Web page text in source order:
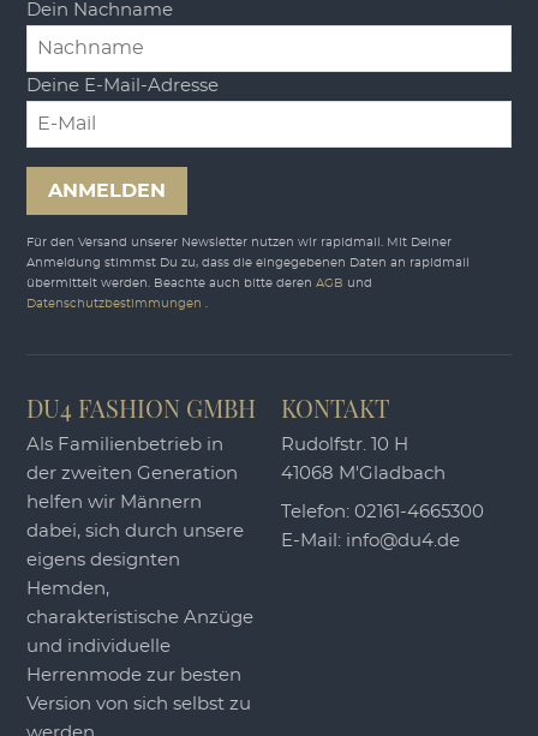
Dein Nachname
Deine E-Mail-Adresse
ANMELDEN
Für den Versand unserer Newsletter nutzen wir rapidmail. Mit Deiner
Anmeldung stimmst Du zu, dass die eingegebenen Daten an rapidmail
übermittelt werden. Beachte auch bitte derenAGB und
Datenschutzbestimmungen.
DU4 FASHION GMBH
Als Familienbetrieb in
der zweiten Generation
helfen wir Männern
dabei, sich durch unsere
eigens designten
Hemden,
charakteristische Anzüge
und individuelle
Herrenmode zur besten
Version von sich selbst zu
KONTAKT
Rudolfstr. 10 H
41068 M'Gladbach
Telefon:02161-4665300
E-Mail: info@du4.de